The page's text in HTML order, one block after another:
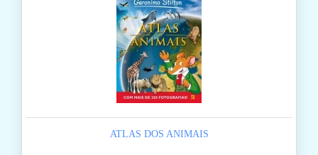
ATLAS DOS ANIMAIS